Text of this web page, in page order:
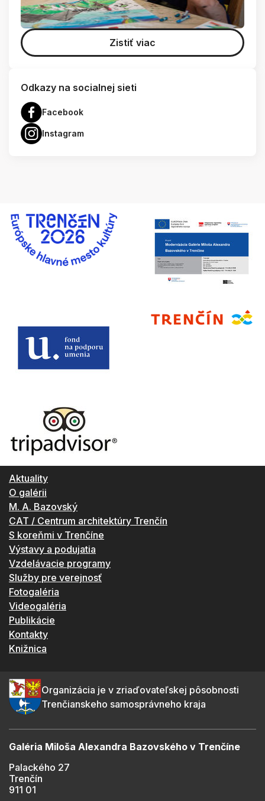
Zistiť viac
Odkazy na socialnej sieti
Facebook
Instagram
Aktuality
O galérii
M. A. Bazovský
CAT / Centrum architektúry Trenčín
S koreňmi v Trenčíne
Výstavy a podujatia
Vzdelávacie programy
Služby pre verejnosť
Fotogaléria
Videogaléria
Publikácie
Kontakty
Knižnica
Organizácia je v zriaďovateľskej pôsobnosti
Trenčianskeho samosprávneho kraja
Galéria Miloša Alexandra Bazovského v Trenčíne
Palackého 27
Trenčín
911 01